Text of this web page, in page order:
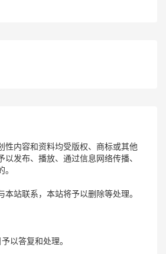
性内容和资料均受版权、商标或其他
发布、播放、通过信息网络传播、
站联系，本站将予以删除等处理。
以答复和处理。